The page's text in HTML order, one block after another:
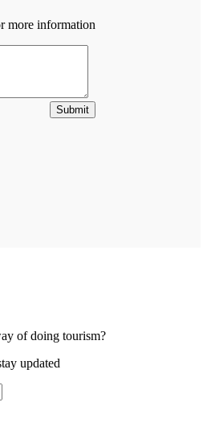
more information
Submit
of doing tourism?
updated